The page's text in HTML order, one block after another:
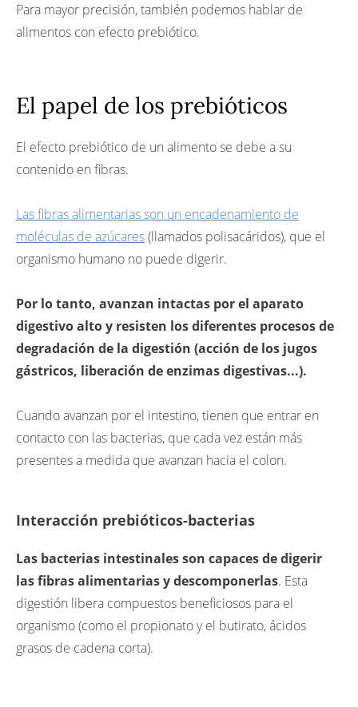
Para mayor precisión, también podemos hablar de
alimentos con efecto prebiótico.
El papel de los prebióticos
El efecto prebiótico de un alimento se debe a su
contenido en fibras.
Las fibras alimentarias son un encadenamiento de
moléculas de azúcares(llamados polisacáridos), que el
organismo humano no puede digerir.
Por lo tanto, avanzan intactas por el aparato
digestivo alto y resisten los diferentes procesos de
degradación de la digestión (acción de los jugos
gástricos, liberación de enzimas digestivas...).
Cuando avanzan por el intestino, tienen que entrar en
contacto con las bacterias, que cada vez están más
presentes a medida que avanzan hacia el colon.
Interacción prebióticos-bacterias
Las bacterias intestinales son capaces de digerir
las fibras alimentarias y descomponerlas. Esta
digestión libera compuestos beneficiosos para el
organismo (como el propionato y el butirato, ácidos
grasos de cadena corta).